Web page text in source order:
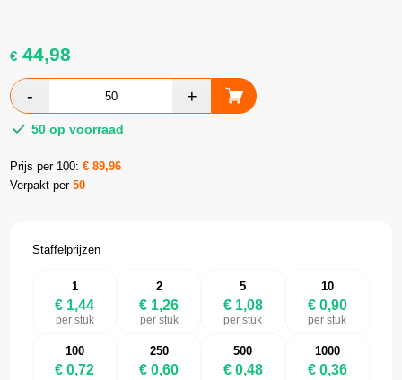
€ 44,98
50 op voorraad
Prijs per 100:€89,96
Verpakt per50
Staffelprijzen
1
€ 1,44
per stuk
2
€ 1,26
per stuk
5
€ 1,08
per stuk
10
€ 0,90
per stuk
100
€ 0,72
250
€ 0,60
500
€ 0,48
1000
€ 0,36